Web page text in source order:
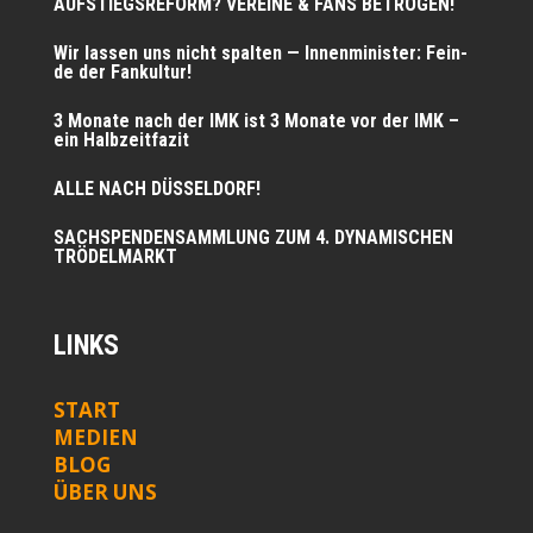
Wir las­sen uns nicht spal­ten — Innen­mi­nis­ter: Fein­
de der Fankultur!
3 Mona­te nach der IMK ist 3 Mona­te vor der IMK –
ein Halbzeitfazit
ALLE NACH DÜSSELDORF!
SACHSPENDENSAMMLUNG ZUM 4. DYNAMISCHEN
TRÖDELMARKT
LINKS
START
MEDIEN
BLOG
ÜBER UNS